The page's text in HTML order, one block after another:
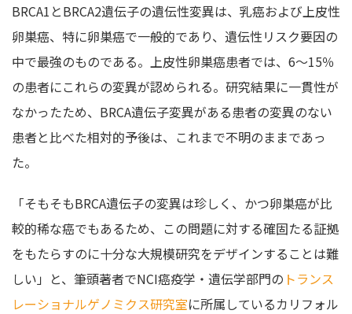
BRCA1とBRCA2遺伝子の遺伝性変異は、乳癌および上皮性
卵巣癌、特に卵巣癌で一般的であり、遺伝性リスク要因の
中で最強のものである。上皮性卵巣癌患者では、6～15％
の患者にこれらの変異が認められる。研究結果に一貫性が
なかったため、BRCA遺伝子変異がある患者の変異のない
患者と比べた相対的予後は、これまで不明のままであっ
た。
「そもそもBRCA遺伝子の変異は珍しく、かつ卵巣癌が比
較的稀な癌でもあるため、この問題に対する確固たる証拠
をもたらすのに十分な大規模研究をデザインすることは難
しい」と、筆頭著者でNCI癌疫学・遺伝学部門の トランス
レーショナルゲノミクス研究室に所属しているカリフォル